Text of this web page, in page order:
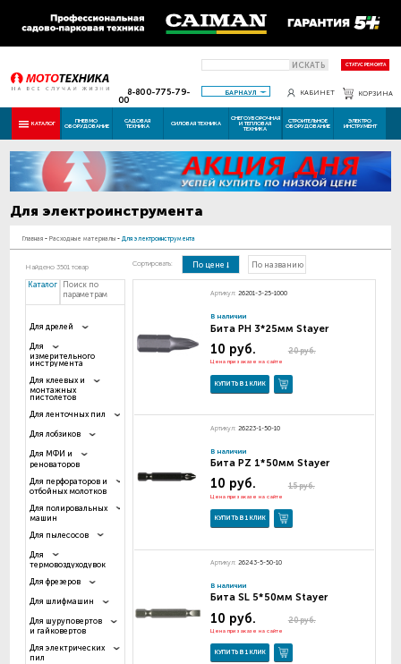
ИСКАТЬ СТАТУС РЕМОНТА
8-800-775-79-
00
БАРНАУЛ КАБИНЕТ КОРЗИНА
КАТАЛОГ ПНЕВМО
ОБОРУДОВАНИЕ
САДОВАЯ
ТЕХНИКА СИЛОВАЯ ТЕХНИКА
СНЕГОУБОРОЧНАЯ
И ТЕПЛОВАЯ
ТЕХНИКА
СТРОИТЕЛЬНОЕ
ОБОРУДОВАНИЕ
ЭЛЕКТРО
ИНСТРУМЕНТ
Для электроинструмента
Главная - Расходные материалы - Для электроинструмента
Найдено 3501 товар
Каталог
Поиск по
параметрам
Для дрелей
Для
измерительного
инструмента
Для клеевых и
монтажных
пистолетов
Для ленточных пил
Для лобзиков
Для МФИ и
реноваторов
Для перфораторов и
отбойных молотков
Для полировальных
машин
Для пылесосов
Для
термовоздуходувок
Для фрезеров
Для шлифмашин
Для шуруповертов
и гайковертов
Для электрических
пил
Сортировать: По цене По названию
Артикул: 26201-3-25-1000
В наличии
Бита PH 3*25мм Stayer
20 руб.
10 руб.
Цена при заказе на сайте
КУПИТЬ В 1 КЛИК
Артикул: 26223-1-50-10
В наличии
Бита PZ 1*50мм Stayer
15 руб.
10 руб.
Цена при заказе на сайте
КУПИТЬ В 1 КЛИК
Артикул: 26243-5-50-10
В наличии
Бита SL 5*50мм Stayer
20 руб.
10 руб.
Цена при заказе на сайте
КУПИТЬ В 1 КЛИК